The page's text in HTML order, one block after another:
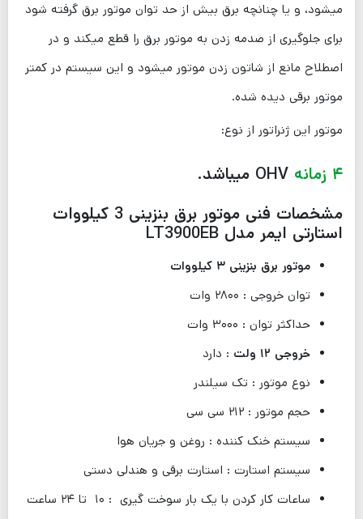
میشود، و یا چنانچه برق بیش از حد توان موتور برق گرفته شود
برای جلوگیری از صدمه زدن به موتور برق را قطع میکند و در
اصطلاح مانع از شاتون زدن موتور میشود و این سیستم در کمتر
موتور برقی دیده شده.
موتور این ژنراتور از نوع:
۴ زمانه
مشخصات فنی موتور برق بنزینی 3 کیلووات
استارتی ایمر مدل LT3900EB
موتور برق بنزینی ۳ کیلووات
توان خروجی : ۲۸۰۰ وات
حداکثر توان : ۳۰۰۰ وات
خروجی ۱۲ ولت
: دارد
نوع موتور : تک سیلندر
حجم موتور : ۲۱۲ سی سی
سیستم خنک کننده : روغن و جریان هوا
سیستم استارت : استارت برقی و هندلی دستی
ساعات کار کردن با یک بار سوخت گیری : ۱۰ تا ۲۴ ساعت